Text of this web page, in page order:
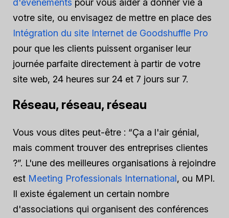
d'événements pour vous aider à donner vie à
votre site, ou envisagez de mettre en place des
Intégration du site Internet de Goodshuffle Pro
pour que les clients puissent organiser leur
journée parfaite directement à partir de votre
site web, 24 heures sur 24 et 7 jours sur 7.
Réseau, réseau, réseau
Vous vous dites peut-être : “Ça a l'air génial,
mais comment trouver des entreprises clientes
?”. L'une des meilleures organisations à rejoindre
est Meeting Professionals International, ou MPI.
Il existe également un certain nombre
d'associations qui organisent des conférences